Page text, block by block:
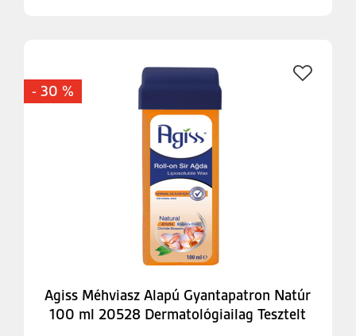
- 30 %
Agiss Méhviasz Alapú Gyantapatron Natúr
100 ml 20528 Dermatológiailag Tesztelt